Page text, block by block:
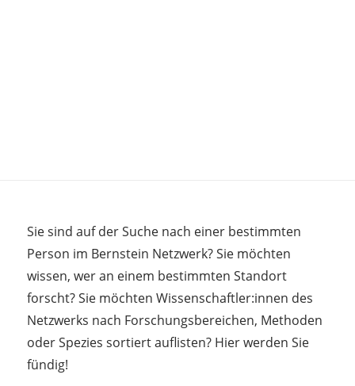
Sie sind auf der Suche nach einer bestimmten
Person im Bernstein Netzwerk? Sie möchten
wissen, wer an einem bestimmten Standort
forscht? Sie möchten Wissenschaftler:innen des
Netzwerks nach Forschungsbereichen, Methoden
oder Spezies sortiert auflisten? Hier werden Sie
fündig!